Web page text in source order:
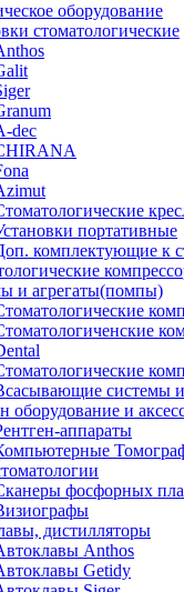
оборудование
стоматологические
dec
портативные
комплектующие к
и агрегаты(помпы)
системы
оборудование и
аппараты
фосфорных
дистилляторы
Anthos
Getidy